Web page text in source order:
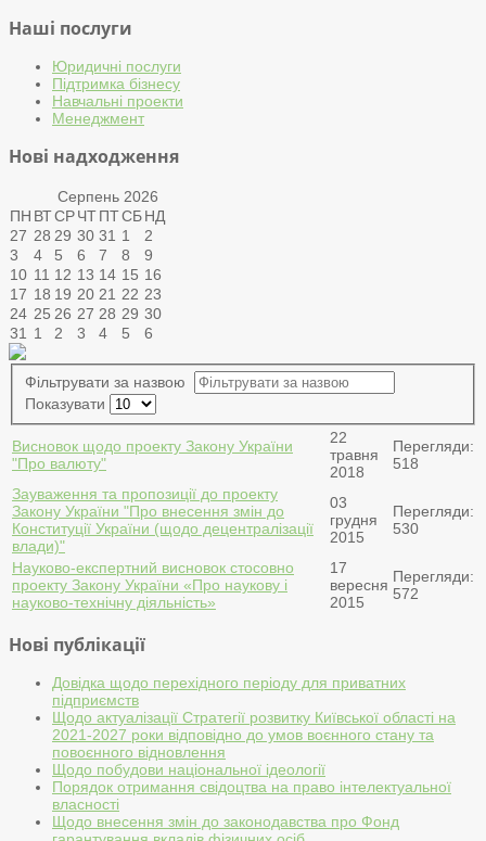
Наші послуги
Юридичні послуги
Підтримка бізнесу
Навчальні проекти
Менеджмент
Нові надходження
Серпень 2026
ПН ВТСРЧТПТСБНД
27 28 29 30 31 1
2
3
4 5 6 7 8
9
10 11 12 13 14 15 16
17 18 19 20 21 22 23
24 25 26 27 28 29 30
31
1 2 3 4 5 6
Фільтрувати за назвою
Показувати
Висновок щодо проекту Закону України
"Про валюту"
22
травня
2018
Перегляди:
518
Зауваження та пропозиції до проекту
Закону України "Про внесення змін до
Конституції України (щодо децентралізації
влади)"
03
грудня
2015
Перегляди:
530
Науково-експертний висновок стосовно
проекту Закону України «Про наукову і
науково-технічну діяльність»
17
вересня
2015
Перегляди:
572
Нові публікації
Довідка щодо перехідного періоду для приватних
підприємств
Щодо актуалізації Стратегії розвитку Київської області на
2021-2027 роки відповідно до умов воєнного стану та
повоєнного відновлення
Щодо побудови національної ідеології
Порядок отримання свідоцтва на право інтелектуальної
власності
Щодо внесення змін до законодавства про Фонд